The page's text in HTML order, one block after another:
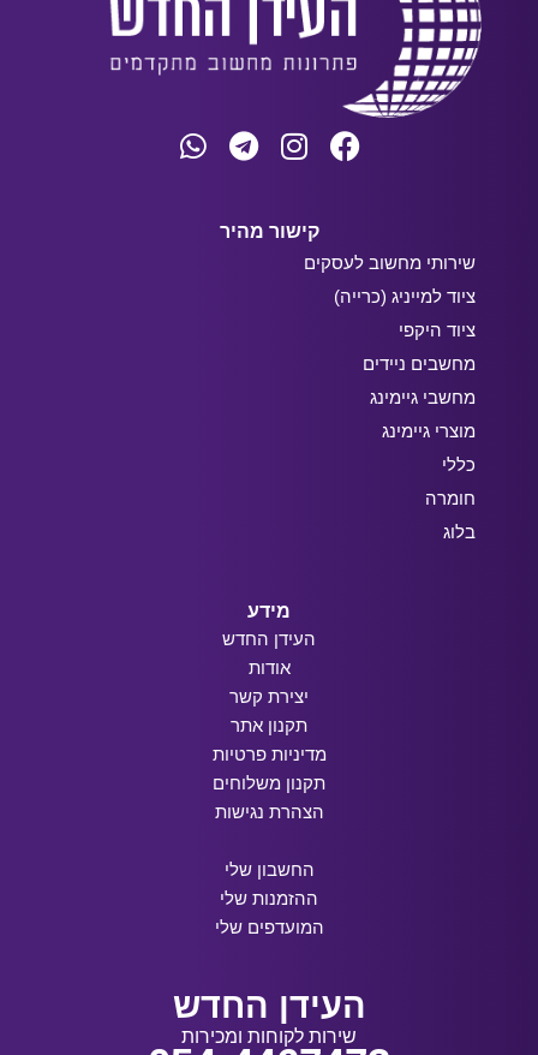
קישור מהיר
שירותי מחשוב לעסקים
ציוד למייניג (כרייה)
ציוד היקפי
מחשבים ניידים
מחשבי גיימינג
מוצרי גיימינג
כללי
חומרה
בלוג
מידע
העידן החדש
אודות
יצירת קשר
תקנון אתר
מדיניות פרטיות
תקנון משלוחים
הצהרת נגישות
החשבון שלי
ההזמנות שלי
המועדפים שלי
העידן החדש
שירות לקוחות ומכירות